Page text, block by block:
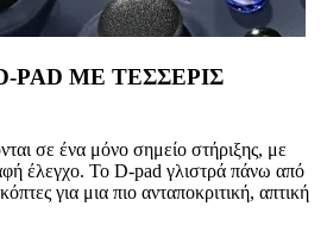
PAD ΜΕ ΤΕΣΣΕΡΙΣ
σε ένα μόνο σημείο στήριξης, με
έλεγχο. Το D-pad γλιστρά πάνω από
για μια πιο ανταποκριτική, απτική